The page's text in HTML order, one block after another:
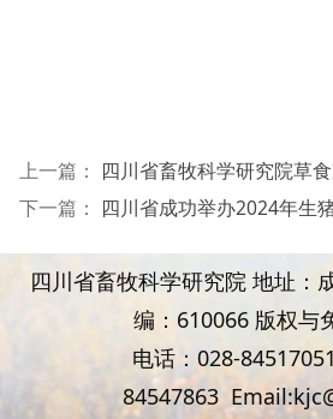
上一篇： 四川省畜牧科学研究院草食家畜支部党员
下一篇： 四川省成功举办2024年生猪屠宰
四川省畜牧科学研究院 地址：
编：610066 版权与
电话：028-84517051
84547863